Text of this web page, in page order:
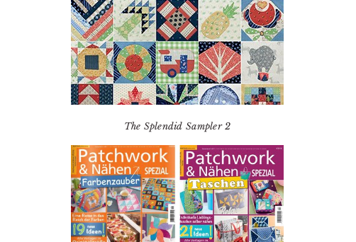
The Splendid Sampler 2